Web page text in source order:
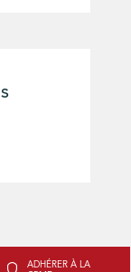
ADHÉRER À LA